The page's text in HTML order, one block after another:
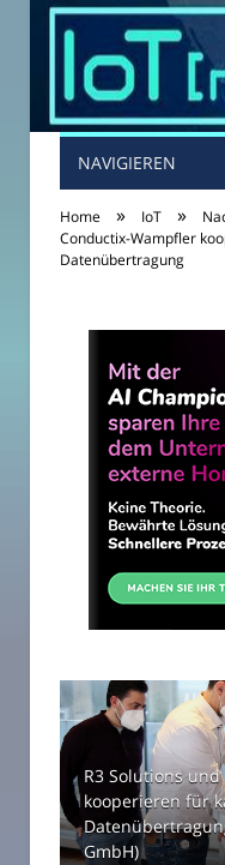
NAVIGIEREN
Home » IoT »
Conductix-Wampfler
Datenübertragung
R3 Solutions
kooperieren für
GmbH)